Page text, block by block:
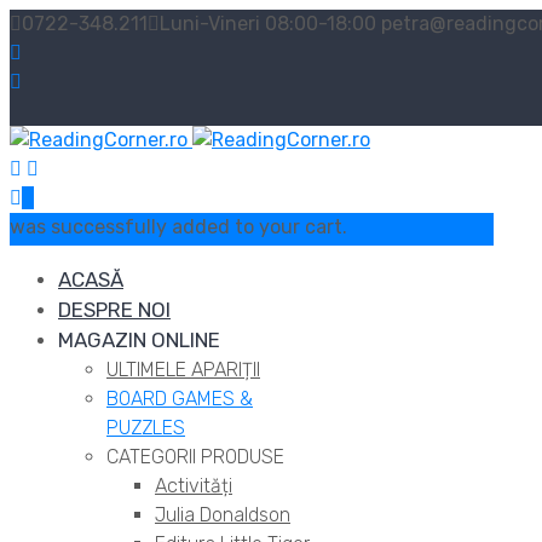
0722-348.211 Luni-Vineri 08:00-18:00
was successfully added to your cart.
ACASĂ
DESPRE NOI
MAGAZIN ONLINE
ULTIMELE APARIȚII
BOARD GAMES &
PUZZLES
CATEGORII PRODUSE
Activități
Julia Donaldson